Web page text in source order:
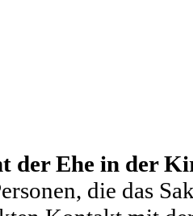
der Ehe in der
die das